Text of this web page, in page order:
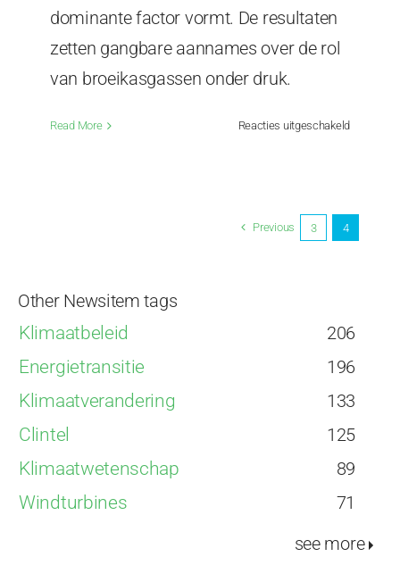
dominante factor vormt. De resultaten
zetten gangbare aannames over de rol
van broeikasgassen onder druk.
Read More Reacties uitgeschakeldvoor
geen
Nederland
Previous 3 4
Other Newsitem tags
Klimaatbeleid 206
Energietransitie 196
Klimaatverandering 133
Clintel 125
Klimaatwetenschap 89
Windturbines
71
see more